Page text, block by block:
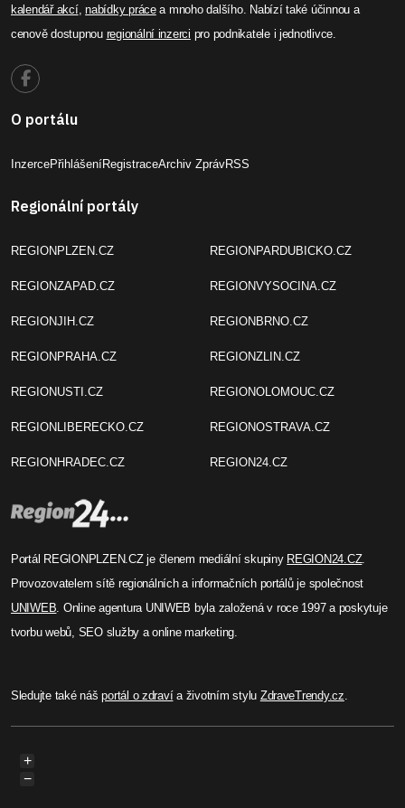
kalendář akcí,nabídky prácea mnoho dalšího. Nabízí také účinnou a
cenově dostupnou regionální inzerci pro podnikatele i jednotlivce.
O portálu
InzercePřihlášeníRegistraceArchiv ZprávRSS
Regionální portály
REGIONPLZEN.CZ
REGIONZAPAD.CZ
REGIONJIH.CZ
REGIONPRAHA.CZ
REGIONUSTI.CZ
REGIONLIBERECKO.CZ
REGIONHRADEC.CZ
REGIONPARDUBICKO.CZ
REGIONVYSOCINA.CZ
REGIONBRNO.CZ
REGIONZLIN.CZ
REGIONOLOMOUC.CZ
REGIONOSTRAVA.CZ
REGION24.CZ
Portál REGIONPLZEN.CZ je členem mediální skupiny REGION24.CZ.
Provozovatelem sítě regionálních a informačních portálů je společnost
UNIWEB. Online agentura UNIWEB byla založená v roce 1997 a poskytuje
tvorbu webů, SEO služby a online marketing.
Sledujte také nášportál o zdravía životním stylu ZdraveTrendy.cz.
+
−